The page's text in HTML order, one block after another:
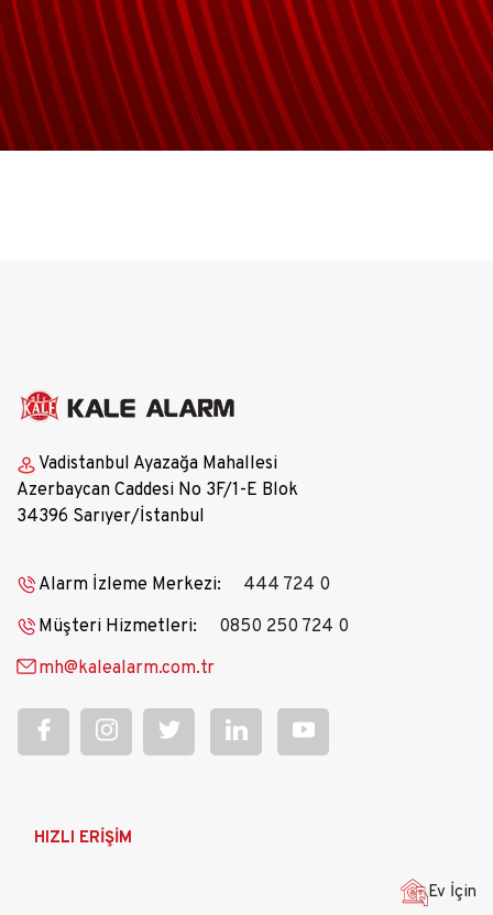
Vadistanbul Ayazağa Mahallesi
Azerbaycan Caddesi No 3F/1-E Blok
34396 Sarıyer/İstanbul
Alarm İzleme Merkezi:
444 724 0
Müşteri Hizmetleri:
0850 250 724 0
mh@kalealarm.com.tr
AnaHIZLI ERİŞİM
Ev İçin